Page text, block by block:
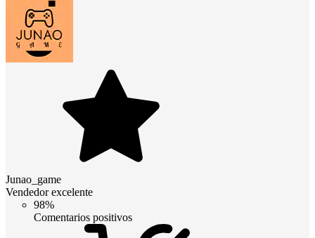
Junao_game
Vendedor excelente
98%
Comentarios positivos